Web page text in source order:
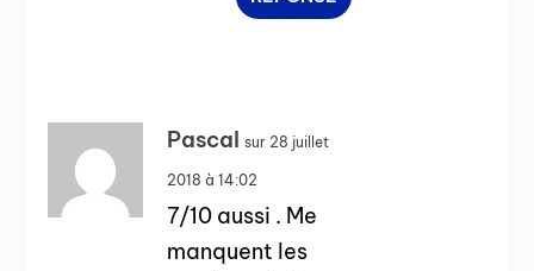
Pascal sur 28 juillet
2018 à 14:02
7/10 aussi . Me
manquent les